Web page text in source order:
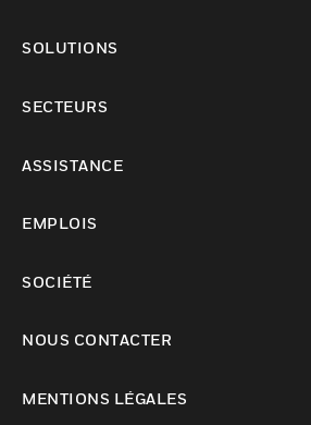
SOLUTIONS
SECTEURS
ASSISTANCE
EMPLOIS
SOCIÉTÉ
NOUS CONTACTER
MENTIONS LÉGALES